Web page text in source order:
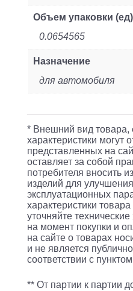
Объем упаковки (ед)
0.0654565
Назначение
для автомобиля
* Внешний вид товара,
характеристики могут
представленных на
оставляет за собой
потребителя вносить
изделий для
эксплуатационных
характеристики товара
уточняйте
на момент покупки и
на сайте о товарах
и не является
соответствии с
** От партии к партии